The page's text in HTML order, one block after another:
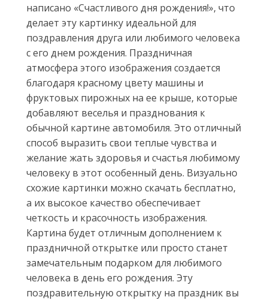
написано «Счастливого дня рождения!», что
делает эту картинку идеальной для
поздравления друга или любимого человека
с его днем рождения. Праздничная
атмосфера этого изображения создается
благодаря красному цвету машины и
фруктовых пирожных на ее крыше, которые
добавляют веселья и празднования к
обычной картине автомобиля. Это отличный
способ выразить свои теплые чувства и
желание жать здоровья и счастья любимому
человеку в этот особенный день. Визуально
схожие картинки можно скачать бесплатно,
а их высокое качество обеспечивает
четкость и красочность изображения.
Картина будет отличным дополнением к
праздничной открытке или просто станет
замечательным подарком для любимого
человека в день его рождения. Эту
поздравительную открытку на праздник вы